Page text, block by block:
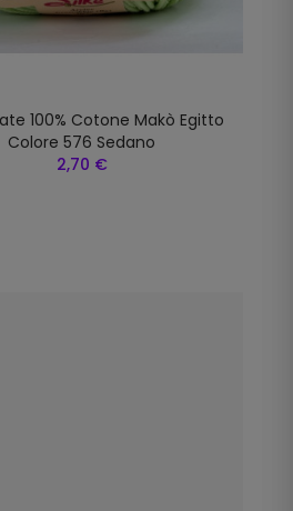
100% Cotone Makò Egitto
Colore 576 Sedano
2,70 €